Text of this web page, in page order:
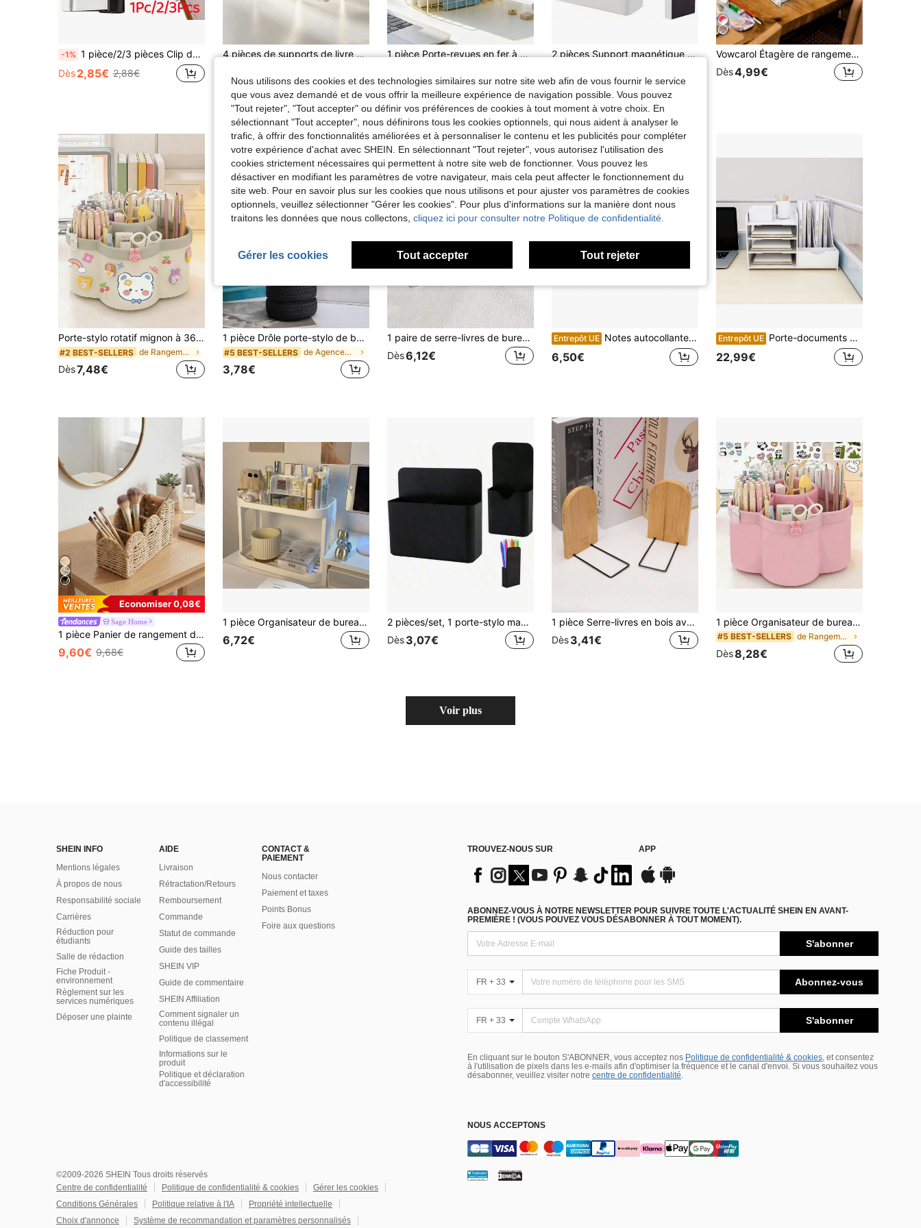
-1% 1 pièce/2/3 pièces Clip de stylo en métal et PU pour cahier, clip anneau de stylo, clip de crayon en acier inoxydable, clip de stylo vintage pour journal, clip de mémo à feuilles mobiles, fournitures de bureau
Dès2,85€ 2,88€
4 pièces de supports de livre en acrylique transparent, convenant aux étagères à livres et aux bureaux, utilisés pour ranger les fournitures de maison/bureau et les livres, le rangement et l'organisation de la maison, les serre-livres, les supports de livre décoratifs
1 pièce Porte-revues en fer à 3 niveaux - Organisateur de magazines/journaux élégant avec panier de rangement, convient pour le bureau à domicile
2 pièces Support magnétique pour stylo, support magnétique pour marqueur à effacement à sec, avec grand compartiment, boîte de rangement pour marqueur avec aimant puissant, convient pour le réfrigérateur, le tableau blanc et les accessoires de rangement du placard
Vowcarol Étagère de rangement pour peinture en acrylique transparent 3/5/7 niveaux - Support d'affichage trapézoïdal transparent convenant pour le rangement des fournitures d'artisanat et d'art. Rouge à lèvres. Parfum. Cosmétiques. Support d'affichage. Multifonctionnel
Dès4,99€
Porte-stylo rotatif mignon à 360°, rangement ordonné, organisateur de bureau multifonction de grande capacité, facile à installer, léger, étui à crayons adorable, organisateur de bureau, indispensable pour la rentrée scolaire, rangement de cosmétiques, cadeau,
#2 BEST-SELLERS de Rangement pour bureau et tiroir
Dès7,48€
1 pièce Drôle porte-stylo de bureau en forme de pneu - en plastique, accessoires de décoration de bureau et cadeaux de papeterie, convient pour les garçons et les filles, stylos, stylo, papeterie, trousse à crayons, trousse à crayons, école, grande trousse à crayons, équipement de bureau, fournitures scolaires, papier à lettres, décoration kawaii, rentrée des classes, stylos, fournitures scolaires
#5 BEST-SELLERS de Agencement des dortoirs Rangement pour le burea
3,78€
1 paire de serre-livres de bureau en métal noir arbre de vie, support de livre de bureau à domicile, cadeau pour les amateurs de livres, étagère de bureau en fer
Dès6,12€
Entrepôt UE Notes autocollantes jaunes Erich Krause 61681, 50 x 75 mm, 100 feuilles, outil pratique pour des notes organisées
6,50€
Entrepôt UE Porte-documents multifonctionnel – porte-documents de bureau – positionnable horizontalement ou verticalement – panneau composite PVC-bois-plastique – panneau de fibres haute densité – ignifugé – rangement à plusieurs niveaux – blanc – 40 x 31 x 25 cm
22,99€
Économiser 0,08€
Sage Home
1 pièce Panier de rangement de bureau divisé tissé à la main, organisateur en osier réutilisable de style bohème pour télécommande, papeterie, cosmétiques, collations et clés, porte-crayon multifonction pour table basse, bureau, conteneur de rangement, bac cadeau parfait pour les fêtes pour la décoration de la maison et des meubles
9,60€ 9,68€
1 pièce Organisateur de bureau à double couche, sert de boîte à dossiers, de porte-épices ou d'organisateur de comptoir de salle de bain, cadeau pour les enseignants, les camarades de classe et les amis, blanc
6,72€
2 pièces/set, 1 porte-stylo magnétique, porte-stylo pour tableau blanc magnétique, grande capacité, forte aspiration magnétique, convient pour le réfrigérateur, le tableau blanc, l'armoire de rangement, peut être utilisé comme organisateur de bureau, sac à stylos, porte-stylo, sac à stylos en peluche, sac à stylos mignon, organisateur de bureau, matériau au choix, porte-marqueur, rangement de fournitures scolaires, cadeau pour enseignant, décoration de cuisine, essentiel pour le dortoir, salle de rangement, décoration de Noël, essentiel de voyage, fournitures pour enterrement de vie de garçon, accessoires de bureau, décoration de la maison
Dès3,07€
1 pièce Serre-livres en bois avec étagère en métal noir, convient pour la maison, les étagères à livres, cadeau idéal pour les fêtes (Jour de la Terre, Thanksgiving) - Rangement de livres, indispensable pour les amateurs de lecture, cadeau parfait pour les passionnés de littérature #MaisonDurable #CoinLivres #CadeauFêtes #CadeauPassionnésLittérature
Dès3,41€
1 pièce Organisateur de bureau rotatif à 360°, 6 compartiments, matériau PP, porte-crayon grande capacité, convient aux étudiants et aux enfants, peut contenir des pinceaux de maquillage, des stylos et des accessoires de bureau, design minimaliste, applicable pour le bureau, la salle de bain, la coiffeuse, la maison (motif d'autocollant aléatoire)
#5 BEST-SELLERS de Rangement pour bureau et tiroir
Dès8,28€
Voir plus
SHEIN INFO
Mentions légales
À propos de nous
Responsabilité sociale
Carrières
Réduction pour
étudiants
Salle de rédaction
Fiche Produit -
environnement
Règlement sur les
services numériques
Déposer une plainte
AIDE
Livraison
Rétractation/Retours
Remboursement
Commande
Statut de commande
Guide des tailles
SHEIN VIP
Guide de commentaire
SHEIN Affiliation
Comment signaler un
contenu illégal
Politique de classement
Informations sur le
produit
Politique et déclaration
d'accessibilité
CONTACT &
PAIEMENT
Nous contacter
Paiement et taxes
Points Bonus
Foire aux questions
TROUVEZ-NOUS SUR APP
ABONNEZ-VOUS À NOTRE NEWSLETTER POUR SUIVRE TOUTE L'ACTUALITÉ SHEIN EN AVANT-
PREMIÈRE ! (VOUS POUVEZ VOUS DÉSABONNER À TOUT MOMENT).
S'abonner
FR + 33 Abonnez-vous
FR + 33 S'abonner
En cliquant sur le bouton S'ABONNER, vous acceptez nos Politique de confidentialité & cookies, et consentez
à l'utilisation de pixels dans les e-mails afin d'optimiser la fréquence et le canal d'envoi. Si vous souhaitez vous
désabonner, veuillez visiter notre centre de confidentialité.
NOUS ACCEPTONS
©2009-2026 SHEIN Tous droits réservés
Centre de confidentialité
Politique de confidentialité & cookies
Gérer les cookies
Conditions Générales
Politique relative à l'IA
Propriété intellectuelle
Choix d'annonce
Système de recommandation et paramètres personnalisés
Nous utilisons des cookies et des technologies similaires sur notre site web afin de vous fournir le service
que vous avez demandé et de vous offrir la meilleure expérience de navigation possible. Vous pouvez
"Tout rejeter", "Tout accepter" ou définir vos préférences de cookies à tout moment à votre choix. En
sélectionnant "Tout accepter", nous définirons tous les cookies optionnels, qui nous aident à analyser le
trafic, à offrir des fonctionnalités améliorées et à personnaliser le contenu et les publicités pour compléter
votre expérience d'achat avec SHEIN. En sélectionnant "Tout rejeter", vous autorisez l'utilisation des
cookies strictement nécessaires qui permettent à notre site web de fonctionner. Vous pouvez les
désactiver en modifiant les paramètres de votre navigateur, mais cela peut affecter le fonctionnement du
site web. Pour en savoir plus sur les cookies que nous utilisons et pour ajuster vos paramètres de cookies
optionnels, veuillez sélectionner "Gérer les cookies". Pour plus d'informations sur la manière dont nous
traitons les données que nous collectons, cliquez ici pour consulter notre Politique de confidentialité.
Gérer les cookies Tout accepter Tout rejeter